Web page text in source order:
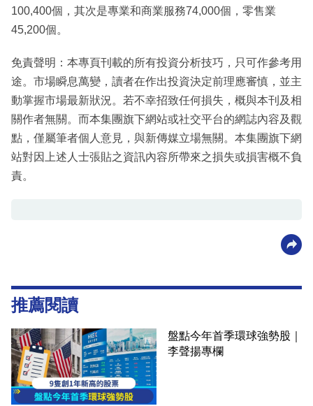
100,400個，其次是專業和商業服務74,000個，零售業
45,200個。
免責聲明：本專頁刊載的所有投資分析技巧，只可作參考用
途。市場瞬息萬變，讀者在作出投資決定前理應審慎，並主
動掌握市場最新狀況。若不幸招致任何損失，概與本刊及相
關作者無關。而本集團旗下網站或社交平台的網誌內容及觀
點，僅屬筆者個人意見，與新傳媒立場無關。本集團旗下網
站對因上述人士張貼之資訊內容所帶來之損失或損害概不負
責。
推薦閱讀
盤點今年首季環球強勢股｜
李聲揚專欄